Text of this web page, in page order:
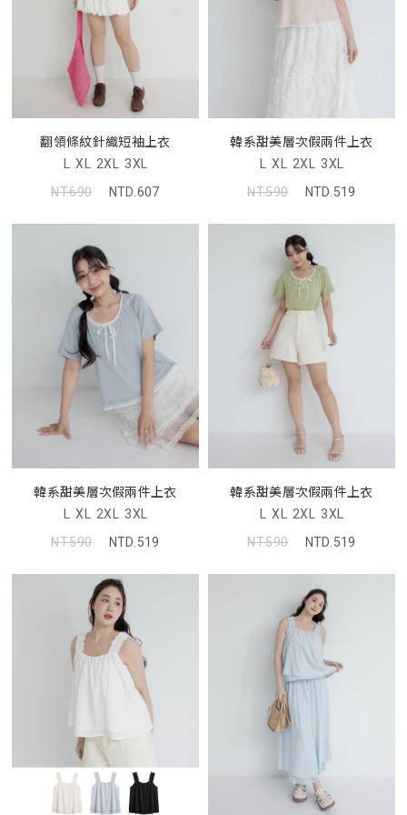
翻領條紋針織短袖上衣
L XL 2XL 3XL
NT.690
NTD.607
韓系甜美層次假兩件上衣
L XL 2XL 3XL
NT.590
NTD.519
韓系甜美層次假兩件上衣
L XL 2XL 3XL
NT.590
NTD.519
韓系甜美層次假兩件上衣
L XL 2XL 3XL
NT.590
NTD.519